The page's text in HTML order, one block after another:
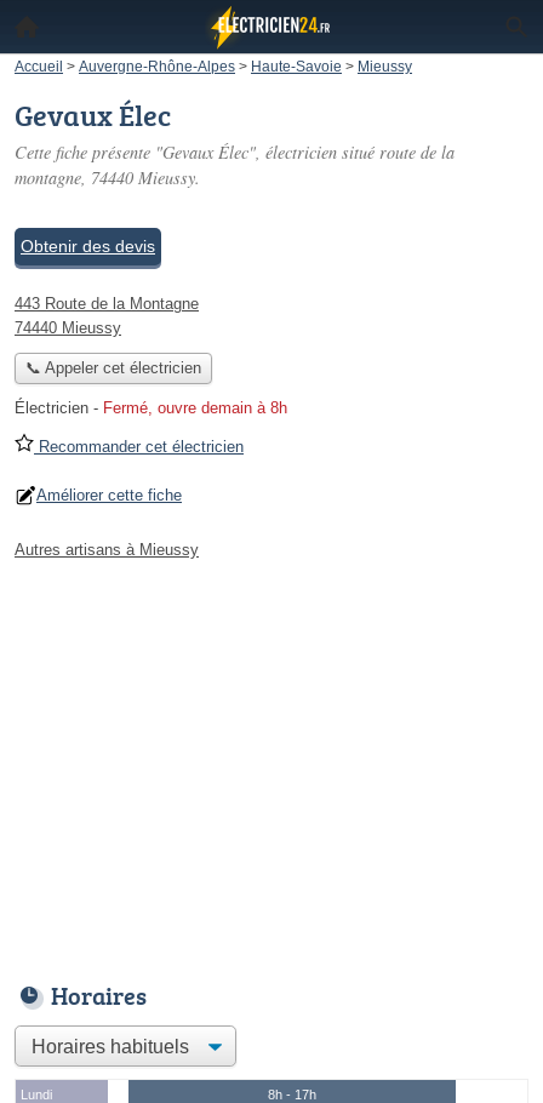
Accueil > Auvergne-Rhône-Alpes > Haute-Savoie > Mieussy
Gevaux Élec
Cette fiche présente "Gevaux Élec", électricien situé route de la
montagne, 74440 Mieussy.
Obtenir des devis
443 Route de la Montagne
74440 Mieussy
📞 Appeler cet électricien
Électricien - Fermé, ouvre demain à 8h
Recommander cet électricien
Améliorer cette fiche
Autres artisans à Mieussy
Horaires
Lundi
8h - 17h